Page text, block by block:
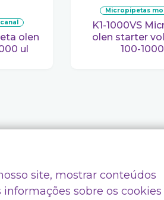
ul
micropipetas
K1-1000VS Micropipeta
olen starter
100-
Drive Certificados
Drive Outlet
site, mostrar conteúdos
sobre os